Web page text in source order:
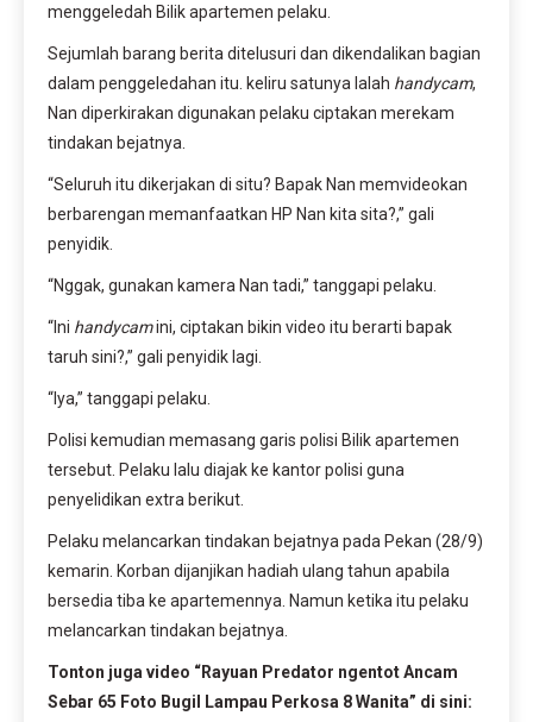
menggeledah Bilik apartemen pelaku.
Sejumlah barang berita ditelusuri dan dikendalikan bagian
dalam penggeledahan itu. keliru satunya Ialah handycam,
Nan diperkirakan digunakan pelaku ciptakan merekam
tindakan bejatnya.
“Seluruh itu dikerjakan di situ? Bapak Nan memvideokan
berbarengan memanfaatkan HP Nan kita sita?,” gali
penyidik.
“Nggak, gunakan kamera Nan tadi,” tanggapi pelaku.
“Ini handycamini, ciptakan bikin video itu berarti bapak
taruh sini?,” gali penyidik lagi.
“Iya,” tanggapi pelaku.
Polisi kemudian memasang garis polisi Bilik apartemen
tersebut. Pelaku lalu diajak ke kantor polisi guna
penyelidikan extra berikut.
Pelaku melancarkan tindakan bejatnya pada Pekan (28/9)
kemarin. Korban dijanjikan hadiah ulang tahun apabila
bersedia tiba ke apartemennya. Namun ketika itu pelaku
melancarkan tindakan bejatnya.
Tonton juga video “Rayuan Predator ngentot Ancam
Sebar 65 Foto Bugil Lampau Perkosa 8 Wanita” di sini: